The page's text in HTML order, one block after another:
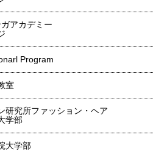
アカデミー
Program
室
研究所ファッション・ヘア
学部
大学部